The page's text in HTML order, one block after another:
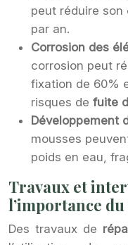
peut réduire son
par an.
Corrosion des
corrosion peut
fixation de 60%
risques de fuite
Développement
mousses
poids en eau,
Travaux et
l’importance
Des travaux de